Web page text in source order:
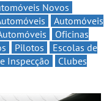
Novos
Automóveis
Oficinas
Pilotos
Escolas de
Inspecção
Clubes